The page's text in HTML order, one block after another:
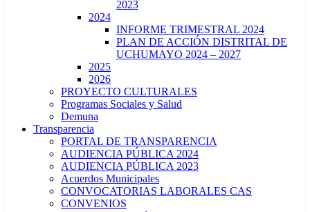
2023
2024
INFORME TRIMESTRAL 2024
PLAN DE ACCIÓN DISTRITAL DE
UCHUMAYO 2024 – 2027
2025
2026
PROYECTO CULTURALES
Programas Sociales y Salud
Demuna
Transparencia
PORTAL DE TRANSPARENCIA
AUDIENCIA PÚBLICA 2024
AUDIENCIA PÚBLICA 2023
Acuerdos Municipales
CONVOCATORIAS LABORALES CAS
CONVENIOS